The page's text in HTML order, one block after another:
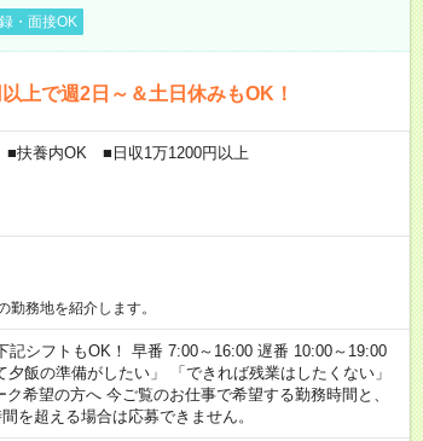
・面接OK
上で週2日～＆土日休みもOK！
扶養内OK ■日収1万1200円以上
務地を紹介します。
シフトもOK！ 早番 7:00～16:00 遅番 10:00～19:00
飯の準備がしたい」 「できれば残業はしたくない」
希望の方へ 今ご覧のお仕事で希望する勤務時間と、
を超える場合は応募できません。